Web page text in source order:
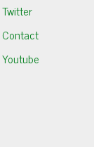
Twitter
Contact
Youtube